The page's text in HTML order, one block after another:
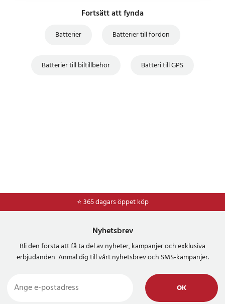
Fortsätt att fynda
Batterier Batterier till fordon
Batterier till biltillbehör Batteri till GPS
⭐ 365 dagars öppet köp
Nyhetsbrev
Bli den första att få ta del av nyheter, kampanjer och exklusiva
erbjudanden Anmäl dig till vårt nyhetsbrev och SMS-kampanjer.
OK